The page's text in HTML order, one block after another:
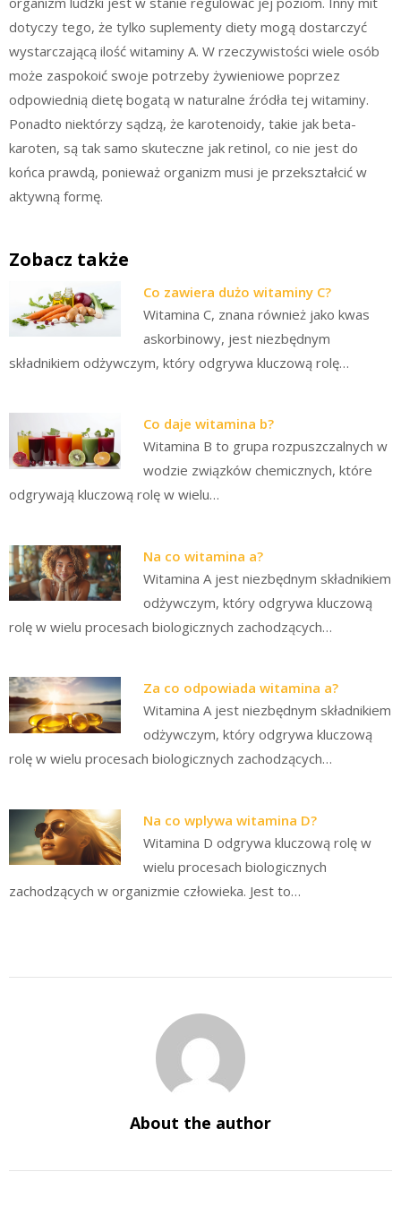
dotyczy tego, że tylko suplementy diety mogą dostarczyć
wystarczającą ilość witaminy A. W rzeczywistości wiele osób
może zaspokoić swoje potrzeby żywieniowe poprzez
odpowiednią dietę bogatą w naturalne źródła tej witaminy.
Ponadto niektórzy sądzą, że karotenoidy, takie jak beta-
karoten, są tak samo skuteczne jak retinol, co nie jest do
końca prawdą, ponieważ organizm musi je przekształcić w
aktywną formę.
Zobacz także
Co zawiera dużo witaminy C?
Witamina C, znana również jako kwas
askorbinowy, jest niezbędnym
składnikiem odżywczym, który odgrywa kluczową rolę…
Co daje witamina b?
Witamina B to grupa rozpuszczalnych w
wodzie związków chemicznych, które
odgrywają kluczową rolę w wielu…
Na co witamina a?
Witamina A jest niezbędnym składnikiem
odżywczym, który odgrywa kluczową
rolę w wielu procesach biologicznych zachodzących…
Za co odpowiada witamina a?
Witamina A jest niezbędnym składnikiem
odżywczym, który odgrywa kluczową
rolę w wielu procesach biologicznych zachodzących…
Na co wplywa witamina D?
Witamina D odgrywa kluczową rolę w
wielu procesach biologicznych
zachodzących w organizmie człowieka. Jest to…
About the author